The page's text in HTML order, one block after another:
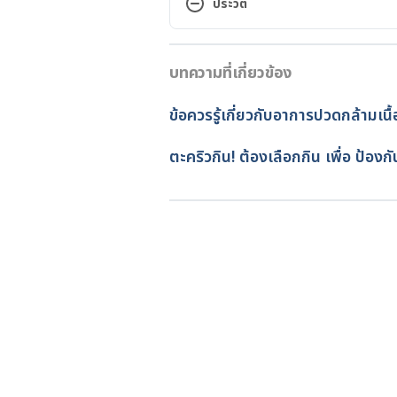
https://www.healthline.com/
Leg Cramps at Night
https://my.clevelandclinic.org/
Richard E. Allen and Karl A.
86, no. 4 (15 August 2012):
ประวัติ
เวอร์ชันปัจจุบัน
11/05/2020
เขียนโดย
ตรวจสอบความถูกต้องของข้อมูลโ
อัปเดตโดย:
Pattarapong
บทความที่เกี่ยวข้อง
ข้อควรรู้เกี่ยวกับอาการปวดกล้ามเนื้
ตะคริวกิน! ต้องเลือกกิน เพื่อ ป้องกั